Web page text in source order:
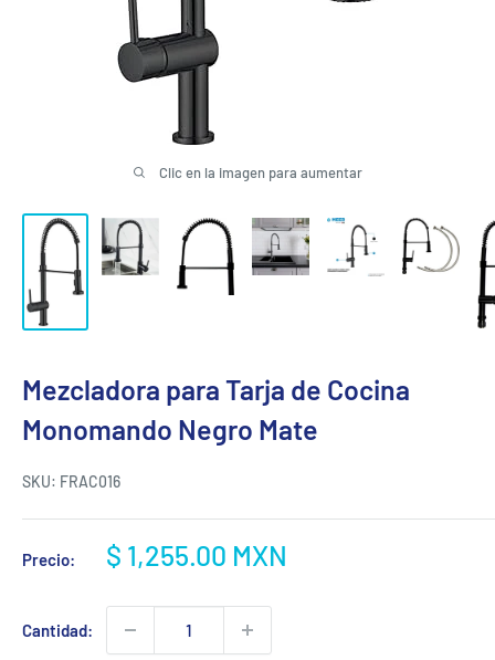
Clic en la imagen para aumentar
Mezcladora para Tarja de Cocina
Monomando Negro Mate
SKU: FRAC016
Precio:
Precio
venta
$ 1,255.00 MXN
Cantidad: